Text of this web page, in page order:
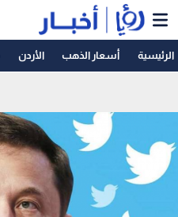
الرئيسية أسعار الذهب الأردن